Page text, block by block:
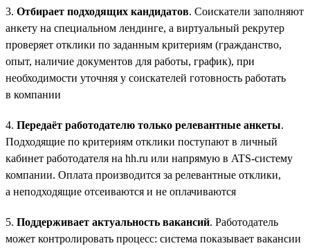
3. Отбирает подходящих кандидатов. Соискатели заполняют
анкету на специальном лендинге, а виртуальный рекрутер
проверяет отклики по заданным критериям (гражданство,
опыт, наличие документов для работы, график), при
необходимости уточняя у соискателей готовность работать
в компании
4. Передаёт работодателю только релевантные анкеты.
Подходящие по критериям отклики поступают в личный
кабинет работодателя на hh.ru или напрямую в ATS-систему
компании. Оплата производится за релевантные отклики,
а неподходящие отсеиваются и не оплачиваются
5. Поддерживает актуальность вакансий. Работодатель
может контролировать процесс: система показывает вакансии